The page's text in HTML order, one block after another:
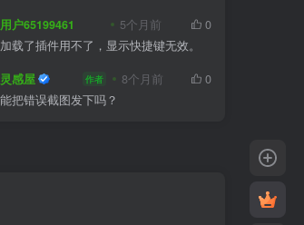
用户65199461 5个月前
0
加载了插件用不了，显示快捷键无效。
灵感屋 作者 8个月前
0
能把错误截图发下吗？